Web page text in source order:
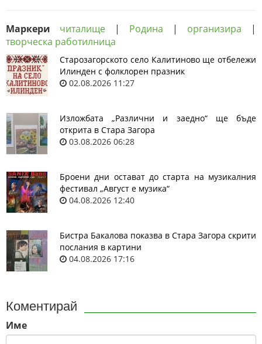
Маркери читалище | Родина | организира |
творческа работилница
Старозагорското село Калитиново ще отбележи
Илинден с фолклорен празник
02.08.2026 11:27
Изложбата „Различни и заедно“ ще бъде
открита в Стара Загора
03.08.2026 06:28
Броени дни остават до старта на музикалния
фестивал „Август е музика“
04.08.2026 12:40
Бистра Бакалова показва в Стара Загора скрити
послания в картини
04.08.2026 17:16
Коментирай
Име